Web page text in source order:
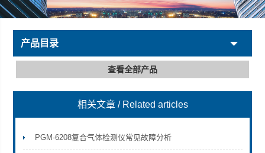
深圳市深博瑞仪器仪表有限公司
产品目录
查看全部产品
相关文章 / Related articles
PGM-6208复合气体检测仪常见故障分析